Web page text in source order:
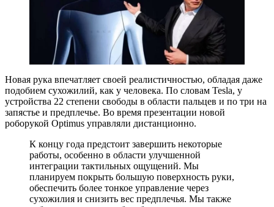
Новая рука впечатляет своей реалистичностью, обладая даже
подобием сухожилий, как у человека. По словам Tesla, у
устройства 22 степени свободы в области пальцев и по три на
запястье и предплечье. Во время презентации новой
роборукой Optimus управляли дистанционно.
К концу года предстоит завершить некоторые
работы, особенно в области улучшенной
интеграции тактильных ощущений. Мы
планируем покрыть большую поверхность руки,
обеспечить более тонкое управление через
сухожилия и снизить вес предплечья. Мы также